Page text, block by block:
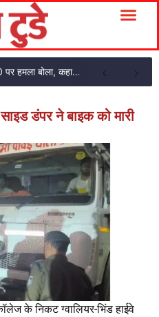
राहुल गांधी ने कार की टंकी खोलकर E20 पर हमला बोला, कहा- पूरी दाल ही काली है
साइड डंपर ने बाइक को मारी
के निकट ग्वालियर-भिंड हाईवे